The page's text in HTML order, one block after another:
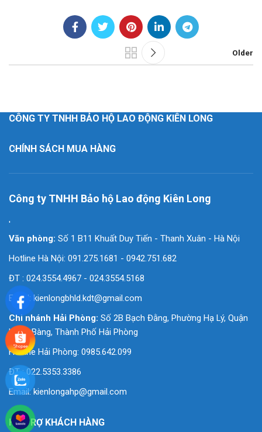
Older
CÔNG TY TNHH BẢO HỘ LAO ĐỘNG KIÊN LONG
CHÍNH SÁCH MUA HÀNG
Công ty TNHH Bảo hộ Lao động Kiên Long
'
Văn phòng: Số 1 B11 Khuất Duy Tiến - Thanh Xuân - Hà Nội
Hotline Hà Nội: 091.275.1681 - 0942.751.682
ĐT : 024.3554.4967 - 024.3554.5168
Email: kienlongbhld.kdt@gmail.com
Chi nhánh Hải Phòng: Số 2B Bạch Đằng, Phường Hạ Lý, Quận
Hồng Bàng, Thành Phố Hải Phòng
Hotline Hải Phòng: 0985.642.099
ĐT : 022.5353.3386
Email:kienlongahp@gmail.com
HỖ TRỢ KHÁCH HÀNG